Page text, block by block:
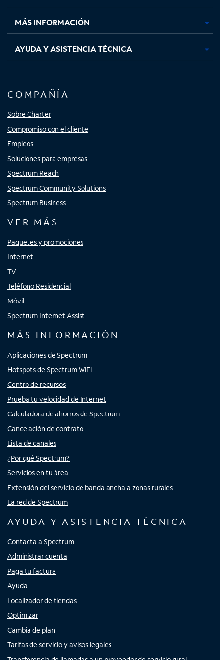
nuevanuevanuevanueva
MÁS INFORMACIÓN
AYUDA Y ASISTENCIA TÉCNICA
COMPAÑÍA
Sobre Charter
Compromiso con el cliente
Empleos
Soluciones para empresas
Spectrum Reach
Spectrum Community Solutions
Spectrum Business
VER MÁS
Paquetes y promociones
Internet
TV
Teléfono Residencial
Móvil
Spectrum Internet Assist
MÁS INFORMACIÓN
Aplicaciones de Spectrum
Hotspots de Spectrum WiFi
Centro de recursos
Prueba tu velocidad de Internet
Calculadora de ahorros de Spectrum
Cancelación de contrato
Lista de canales
¿Por qué Spectrum?
Servicios en tu área
Extensión del servicio de banda ancha a zonas rurales
La red de Spectrum
AYUDA Y ASISTENCIA TÉCNICA
Contacta a Spectrum
Administrar cuenta
Paga tu factura
Ayuda
Localizador de tiendas
Optimizar
Cambia de plan
Tarifas de servicio y avisos legales